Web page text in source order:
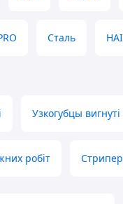
Сталь
Узкогубцы вигнуті
робіт